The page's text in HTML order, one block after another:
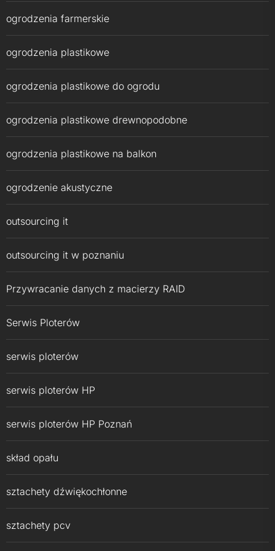
ogrodzenia farmerskie
ogrodzenia plastikowe
ogrodzenia plastikowe do ogrodu
ogrodzenia plastikowe drewnopodobne
ogrodzenia plastikowe na balkon
ogrodzenie akustyczne
outsourcing it
outsourcing it w poznaniu
Przywracanie danych z macierzy RAID
Serwis Ploterów
serwis ploterów
serwis ploterów HP
serwis ploterów HP Poznań
skład opału
sztachety dźwiękochłonne
sztachety pcv